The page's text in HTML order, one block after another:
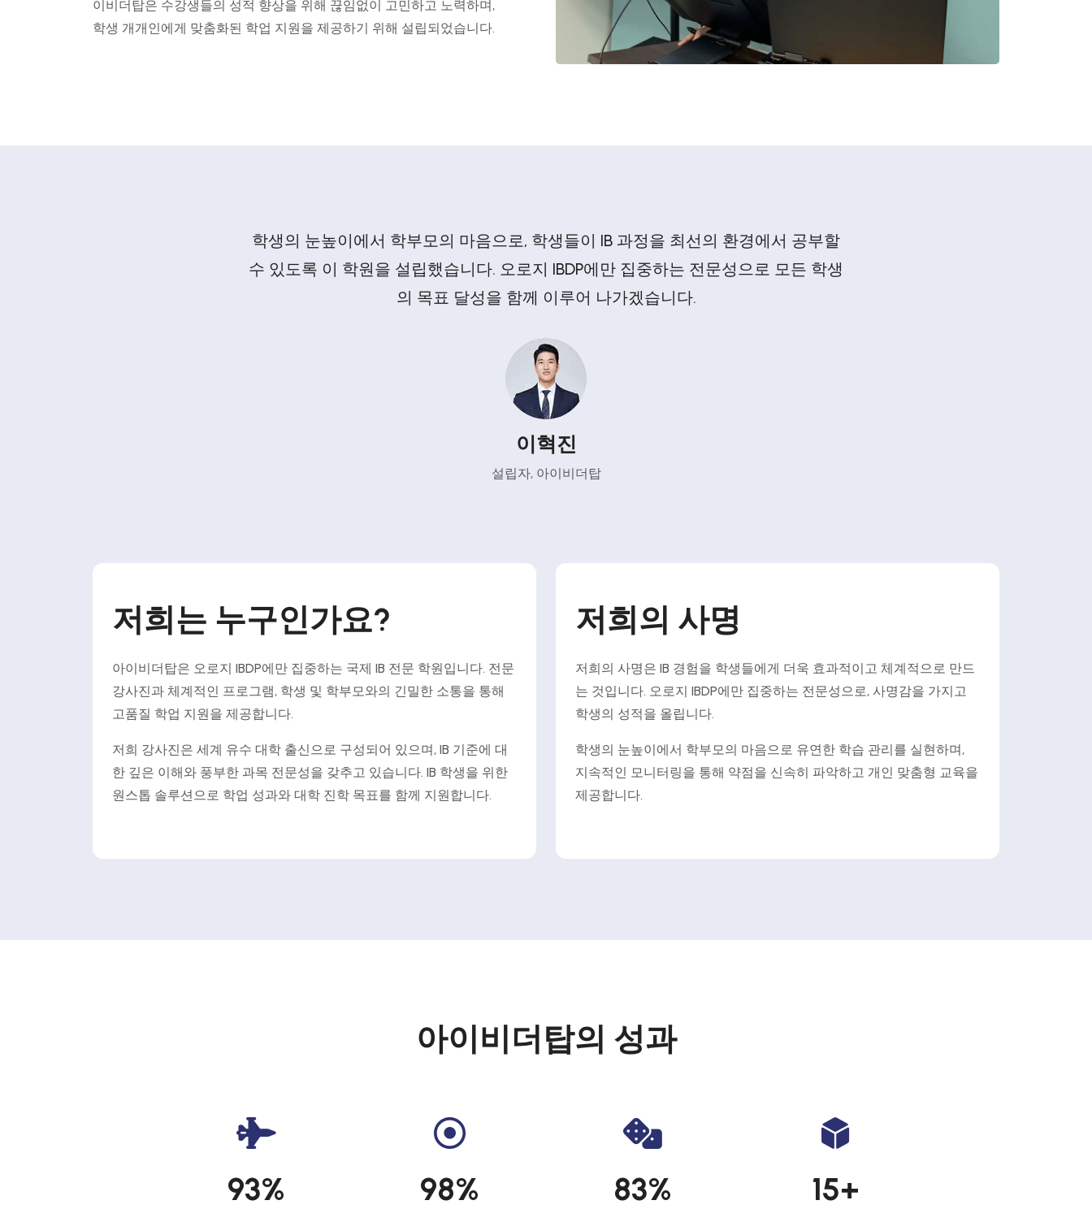
이비더탑은 수강생들의 성적 향상을 위해 끊임없이 고민하고 노력하며,
학생 개개인에게 맞춤화된 학업 지원을 제공하기 위해 설립되었습니다.
학생의 눈높이에서 학부모의 마음으로, 학생들이 IB 과정을 최선의 환경에서 공부할
수 있도록 이 학원을 설립했습니다. 오로지 IBDP에만 집중하는 전문성으로 모든 학생
의 목표 달성을 함께 이루어 나가겠습니다.
이혁진
설립자, 아이비더탑
저희는 누구인가요?
아이비더탑은 오로지 IBDP에만 집중하는 국제 IB 전문 학원입니다. 전문
강사진과 체계적인 프로그램, 학생 및 학부모와의 긴밀한 소통을 통해
고품질 학업 지원을 제공합니다.
저희 강사진은 세계 유수 대학 출신으로 구성되어 있으며, IB 기준에 대
한 깊은 이해와 풍부한 과목 전문성을 갖추고 있습니다. IB 학생을 위한
원스톱 솔루션으로 학업 성과와 대학 진학 목표를 함께 지원합니다.
저희의 사명
저희의 사명은 IB 경험을 학생들에게 더욱 효과적이고 체계적으로 만드
는 것입니다. 오로지 IBDP에만 집중하는 전문성으로, 사명감을 가지고
학생의 성적을 올립니다.
학생의 눈높이에서 학부모의 마음으로 유연한 학습 관리를 실현하며,
지속적인 모니터링을 통해 약점을 신속히 파악하고 개인 맞춤형 교육을
제공합니다.
아이비더탑의 성과
93% 98% 83% 15+